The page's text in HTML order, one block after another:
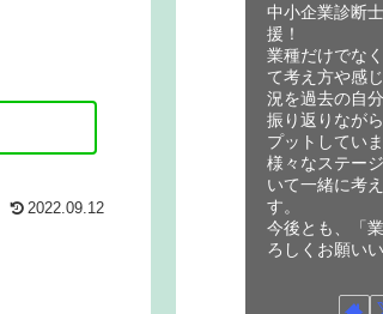
2022.09.12
中小企業診断
援！
業種だけでな
て考え方や感
況を過去の自
振り返りなが
プットしていま
様々なステー
いて一緒に考
す。
今後とも、「
ろしくお願い